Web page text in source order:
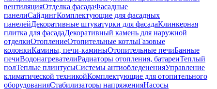
вентиляцияОтделка фасадаФасадные
панелиСайдингКомплектующие для фасадных
панелейДекоративные штукатурки для фасадаКлинкерная
плитка для фасадаДекоративный камень для наружной
отделкиОтоплениеОтопительные котлыГазовые
колонкиКамины, печи-каминыОтопительные печиБанные
печиВодонагревателиРадиаторы отопления, батареиТеплый
полТеплые плинтусыСистемы антиобледененияУправление
климатической техникойКомплектующие для отопительного
оборудованияСтабилизаторы напряженияНасосы